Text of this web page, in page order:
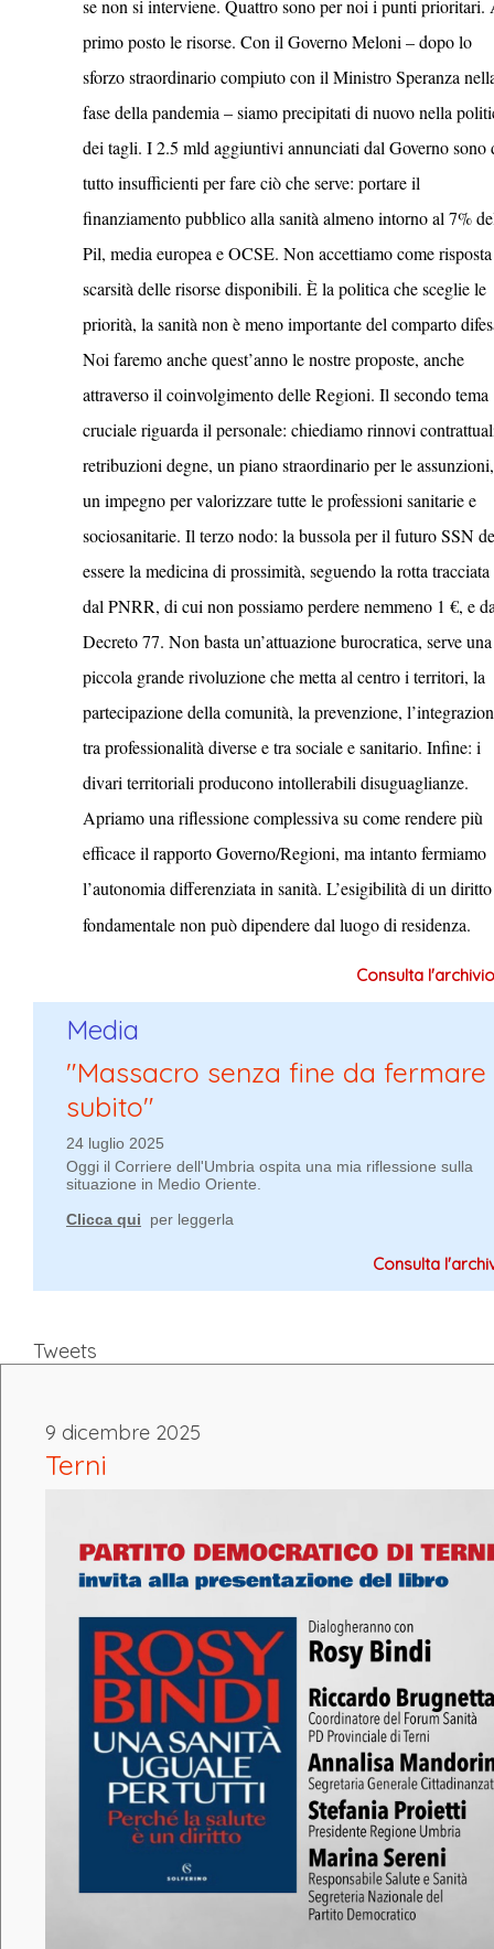
se non si interviene. Quattro sono per noi i punti prioritari.
primo posto le risorse. Con il Governo Meloni – dopo lo
sforzo straordinario compiuto con il Ministro Speranza
fase della pandemia – siamo precipitati di nuovo nella
dei tagli. I 2.5 mld aggiuntivi annunciati dal Governo sono
tutto insufficienti per fare ciò che serve: portare il
finanziamento pubblico alla sanità almeno intorno al 7%
Pil, media europea e OCSE. Non accettiamo come
scarsità delle risorse disponibili. È la politica che sceglie le
priorità, la sanità non è meno importante del comparto
Noi faremo anche quest’anno le nostre proposte, anche
attraverso il coinvolgimento delle Regioni. Il secondo tema
cruciale riguarda il personale: chiediamo rinnovi
retribuzioni degne, un piano straordinario per le assunzioni,
un impegno per valorizzare tutte le professioni sanitarie e
sociosanitarie. Il terzo nodo: la bussola per il futuro SSN
essere la medicina di prossimità, seguendo la rotta tracciata
dal PNRR, di cui non possiamo perdere nemmeno 1 €, e
Decreto 77. Non basta un’attuazione burocratica, serve una
piccola grande rivoluzione che metta al centro i territori, la
partecipazione della comunità, la prevenzione,
tra professionalità diverse e tra sociale e sanitario. Infine: i
divari territoriali producono intollerabili disuguaglianze.
Apriamo una riflessione complessiva su come rendere più
efficace il rapporto Governo/Regioni, ma intanto fermiamo
l’autonomia differenziata in sanità. L’esigibilità di un diritto
fondamentale non può dipendere dal luogo di residenza.
Consulta l'archivio
Media
"Massacro senza fine da fermare
subito"
24 luglio 2025
Oggi il Corriere dell'Umbria ospita una mia riflessione sulla
situazione in Medio Oriente.
Clicca qui
per leggerla
Consulta
Tweets
9 dicembre 2025
Terni